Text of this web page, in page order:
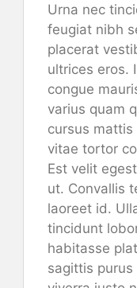
Urna nec
feugiat nibh
placerat
ultrices eros.
congue
varius quam
cursus
vitae tortor
Est velit
ut. Convallis
laoreet id.
tincidunt
habitasse
sagittis purus